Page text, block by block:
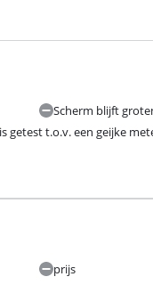
Scherm blijft
t.o.v. een geijke
prijs